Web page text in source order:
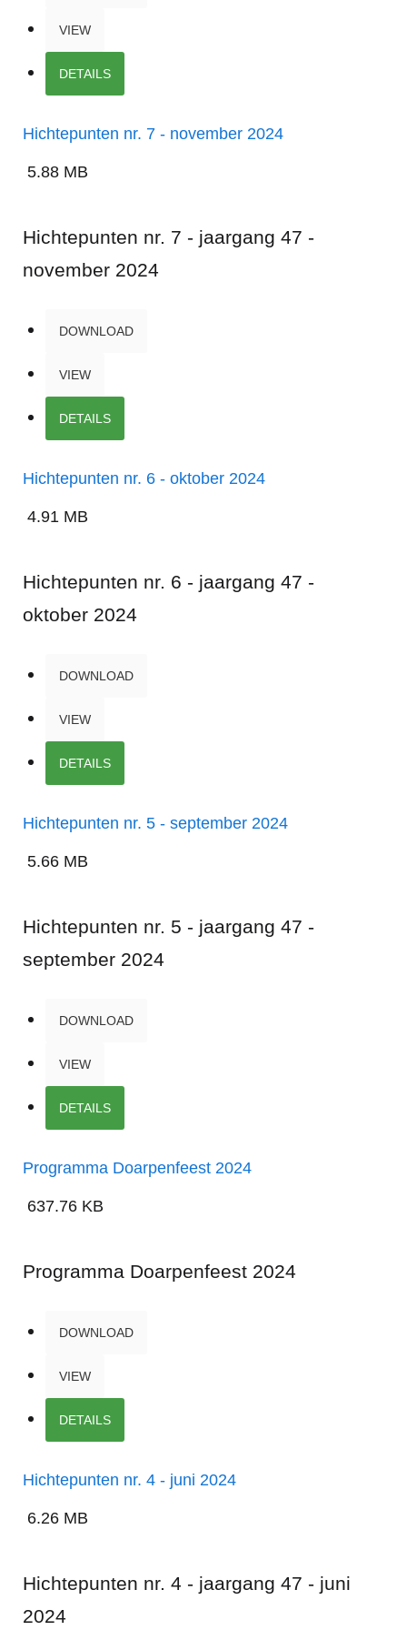
VIEW
DETAILS
Hichtepunten nr. 7 - november 2024
5.88 MB
Hichtepunten nr. 7 - jaargang 47 -
november 2024
DOWNLOAD
VIEW
DETAILS
Hichtepunten nr. 6 - oktober 2024
4.91 MB
Hichtepunten nr. 6 - jaargang 47 -
oktober 2024
DOWNLOAD
VIEW
DETAILS
Hichtepunten nr. 5 - september 2024
5.66 MB
Hichtepunten nr. 5 - jaargang 47 -
september 2024
DOWNLOAD
VIEW
DETAILS
Programma Doarpenfeest 2024
637.76 KB
Programma Doarpenfeest 2024
DOWNLOAD
VIEW
DETAILS
Hichtepunten nr. 4 - juni 2024
6.26 MB
Hichtepunten nr. 4 - jaargang 47 - juni
2024